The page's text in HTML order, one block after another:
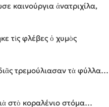
καινούργια ἀνατριχίλα,
τὶς φλέβες ὁ χυμὸς
τρεμούλιασαν τὰ φύλλα…
στὸ κοραλένιο στόμα…